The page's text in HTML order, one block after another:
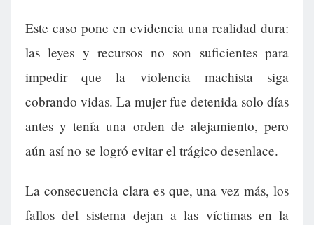
Este caso pone en evidencia una realidad dura:
las leyes y recursos no son suficientes para
impedir que la violencia machista siga
cobrando vidas. La mujer fue detenida solo días
antes y tenía una orden de alejamiento, pero
aún así no se logró evitar el trágico desenlace.
La consecuencia clara es que, una vez más, los
fallos del sistema dejan a las víctimas en la